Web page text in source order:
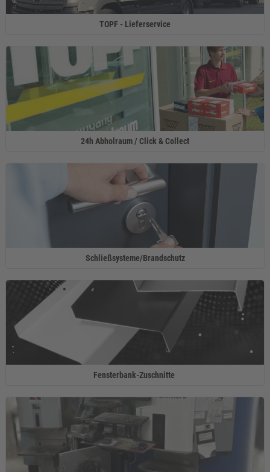
TOPF - Lieferservice
24h Abholraum / Click & Collect
Schließsysteme/Brandschutz
Fensterbank-Zuschnitte ​